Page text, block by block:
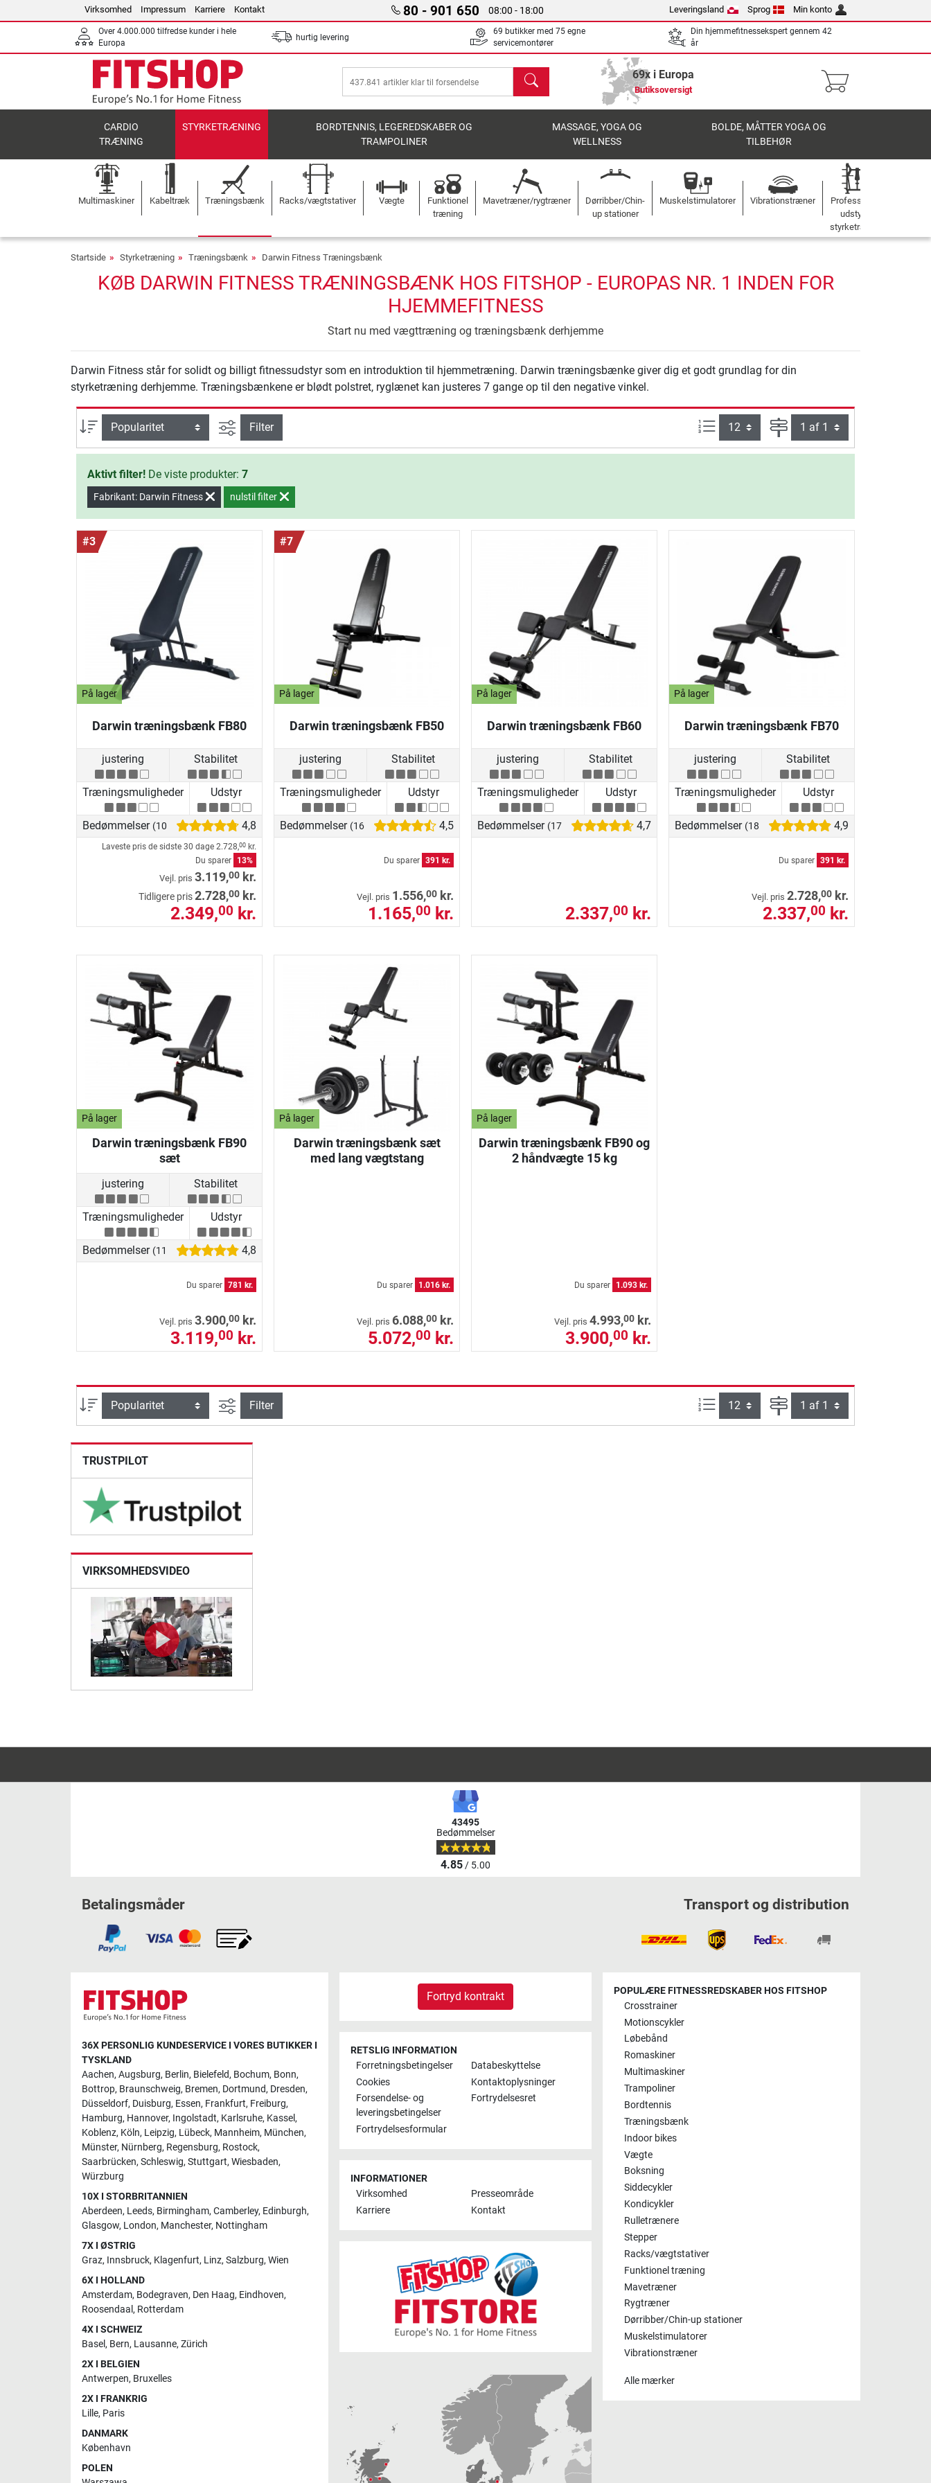
Virksomhed Impressum Karriere Kontakt 80 - 901 650 08:00 - 18:00 Leveringsland Sprog Min konto
Over 4.000.000 tilfredse kunder i hele
Europa
hurtig levering
69 butikker med 75 egne
servicemontører
Din hjemmefitnessekspert gennem 42
år
søg 69x i Europa
Butiksoversigt
CARDIO
TRÆNING
STYRKETRÆNING
BORDTENNIS, LEGEREDSKABER OG
TRAMPOLINER
MASSAGE, YOGA OG
WELLNESS
BOLDE, MÅTTER YOGA OG
TILBEHØR
Multimaskiner Kabeltræk Træningsbænk Racks/vægtstativer Vægte
Funktionel
træning
Mavetræner/rygtræner
Dørribber/Chin-
up stationer
Muskelstimulatorer Vibrationstræner
Professionelt
udstyr til
styrketræning
Startside Styrketræning Træningsbænk Darwin Fitness Træningsbænk
KØB DARWIN FITNESS TRÆNINGSBÆNK HOS FITSHOP - EUROPAS NR. 1 INDEN FOR
HJEMMEFITNESS
Start nu med vægttræning og træningsbænk derhjemme
Darwin Fitness står for solidt og billigt fitnessudstyr som en introduktion til hjemmetræning. Darwin træningsbænke giver dig et godt grundlag for din
styrketræning derhjemme. Træningsbænkene er blødt polstret, ryglænet kan justeres 7 gange op til den negative vinkel.
sortering Avanceret søgning
Filter Artikel pr. side: Side
Aktivt filter! De viste produkter: 7
Fabrikant: Darwin Fitness nulstil filter
#3
På lager
Darwin træningsbænk FB80
justering Stabilitet
Træningsmuligheder Udstyr
Bedømmelser (10) 4,8
Laveste pris de sidste 30 dage 2.728,00 kr.
Du sparer
13%
Vejl. pris 3.119,00 kr.
Tidligere pris2.728,00 kr.
2.349,00 kr.
#7
På lager
Darwin træningsbænk FB50
justering Stabilitet
Træningsmuligheder Udstyr
Bedømmelser (16) 4,5
Du sparer 391 kr.
Vejl. pris 1.556,00 kr.
1.165,00 kr.
På lager
Darwin træningsbænk FB60
justering Stabilitet
Træningsmuligheder Udstyr
Bedømmelser (17) 4,7
2.337,00 kr.
På lager
Darwin træningsbænk FB70
justering Stabilitet
Træningsmuligheder Udstyr
Bedømmelser (18) 4,9
Du sparer 391 kr.
Vejl. pris 2.728,00 kr.
2.337,00 kr.
På lager
Darwin træningsbænk FB90
sæt
justering Stabilitet
Træningsmuligheder Udstyr
Bedømmelser (11) 4,8
Du sparer 781 kr.
Vejl. pris 3.900,00 kr.
3.119,00 kr.
På lager
Darwin træningsbænk sæt
med lang vægtstang
Du sparer 1.016 kr.
Vejl. pris 6.088,00 kr.
5.072,00 kr.
På lager
Darwin træningsbænk FB90 og
2 håndvægte 15 kg
Du sparer 1.093 kr.
Vejl. pris 4.993,00 kr.
3.900,00 kr.
sortering Avanceret søgning
Filter Artikel pr. side: Side
TRUSTPILOT
VIRKSOMHEDSVIDEO
43495
Bedømmelser
4.85/ 5.00
Betalingsmåder Transport og distribution
36X PERSONLIG KUNDESERVICE I VORES BUTIKKER I
TYSKLAND
Aachen, Augsburg, Berlin, Bielefeld, Bochum, Bonn,
Bottrop, Braunschweig, Bremen, Dortmund, Dresden,
Düsseldorf, Duisburg, Essen, Frankfurt, Freiburg,
Hamburg, Hannover, Ingolstadt, Karlsruhe, Kassel,
Koblenz, Köln, Leipzig, Lübeck, Mannheim, München,
Münster, Nürnberg, Regensburg, Rostock,
Saarbrücken, Schleswig, Stuttgart, Wiesbaden,
Würzburg
10X I STORBRITANNIEN
Aberdeen, Leeds, Birmingham, Camberley, Edinburgh,
Glasgow, London, Manchester, Nottingham
7X I ØSTRIG
Graz, Innsbruck, Klagenfurt, Linz, Salzburg, Wien
6X I HOLLAND
Amsterdam, Bodegraven, Den Haag, Eindhoven,
Roosendaal , Rotterdam
4X I SCHWEIZ
Basel, Bern, Lausanne, Zürich
2X I BELGIEN
Antwerpen, Bruxelles
2X I FRANKRIG
Lille, Paris
DANMARK
København
POLEN
Fortryd kontrakt
RETSLIG INFORMATION
Forretningsbetingelser
Databeskyttelse
Cookies
Kontaktoplysninger
Forsendelse- og
leveringsbetingelser
Fortrydelsesret
Fortrydelsesformular
INFORMATIONER
Virksomhed
Presseområde
Karriere
Kontakt
POPULÆRE FITNESSREDSKABER HOS FITSHOP
Crosstrainer
Motionscykler
Løbebånd
Romaskiner
Multimaskiner
Trampoliner
Bordtennis
Træningsbænk
Indoor bikes
Vægte
Boksning
Siddecykler
Kondicykler
Rulletrænere
Stepper
Racks/vægtstativer
Funktionel træning
Mavetræner
Rygtræner
Dørribber/Chin-up stationer
Muskelstimulatorer
Vibrationstræner
Alle mærker